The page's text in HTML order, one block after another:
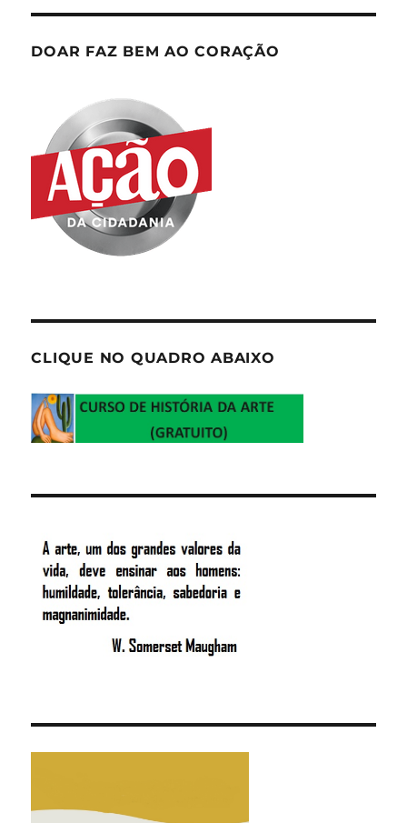
DOAR FAZ BEM AO CORAÇÃO
CLIQUE NO QUADRO ABAIXO